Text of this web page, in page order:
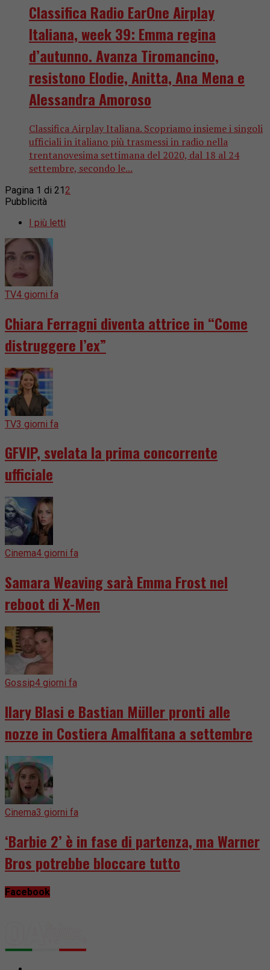
Classifica Radio EarOne Airplay
Italiana, week 39: Emma regina
d’autunno. Avanza Tiromancino,
resistono Elodie, Anitta, Ana Mena e
Alessandra Amoroso
Classifica Airplay Italiana. Scopriamo insieme i singoli
ufficiali in italiano più trasmessi in radio nella
trentanovesima settimana del 2020, dal 18 al 24
settembre, secondo le...
Pagina 1 di 21 2
Pubblicità
I più letti
TV4 giorni fa
Chiara Ferragni diventa attrice in “Come
distruggere l’ex”
TV3 giorni fa
GFVIP, svelata la prima concorrente
ufficiale
Cinema4 giorni fa
Samara Weaving sarà Emma Frost nel
reboot di X-Men
Gossip4 giorni fa
Ilary Blasi e Bastian Müller pronti alle
nozze in Costiera Amalfitana a settembre
Cinema3 giorni fa
‘Barbie 2’ è in fase di partenza, ma Warner
Bros potrebbe bloccare tutto
Facebook